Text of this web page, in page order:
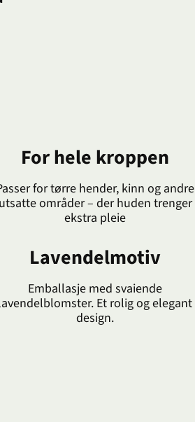
For hele kroppen
for tørre hender, kinn og andre
områder – der huden trenger
ekstra pleie
Lavendelmotiv
Emballasje med svaiende
Et rolig og elegant
design.